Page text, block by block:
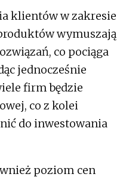
klientów w zakresie
wymuszają
co pociąga
jednocześnie
firm będzie
co z kolei
do inwestowania
poziom cen